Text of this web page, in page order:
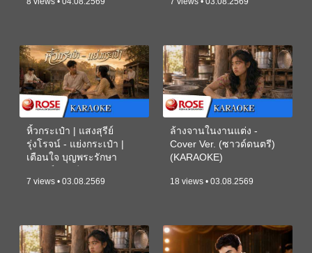
หิ้วกระเป๋า | แสงสุรีย์
รุ่งโรจน์ - แย่งกระเป๋า |
เตือนใจ บุญพระรักษา
7 views • 03.08.2569
ล้างจานในงานแต่ง -
Cover Ver. (ซาวด์ดนตรี)
(KARAOKE)
18 views • 03.08.2569